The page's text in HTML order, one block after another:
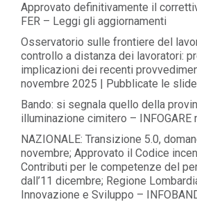
Approvato definitivamente il
FER – Leggi gli aggiornamenti
Osservatorio sulle frontiere del
controllo a distanza dei lavoratori:
implicazioni dei recenti
novembre 2025 | Pubblicate le slide
Bando: si segnala quello della
illuminazione cimitero – INFOGARE
NAZIONALE: Transizione 5.0,
novembre; Approvato il Codice
Contributi per le competenze del
dall’11 dicembre; Regione
Innovazione e Sviluppo –